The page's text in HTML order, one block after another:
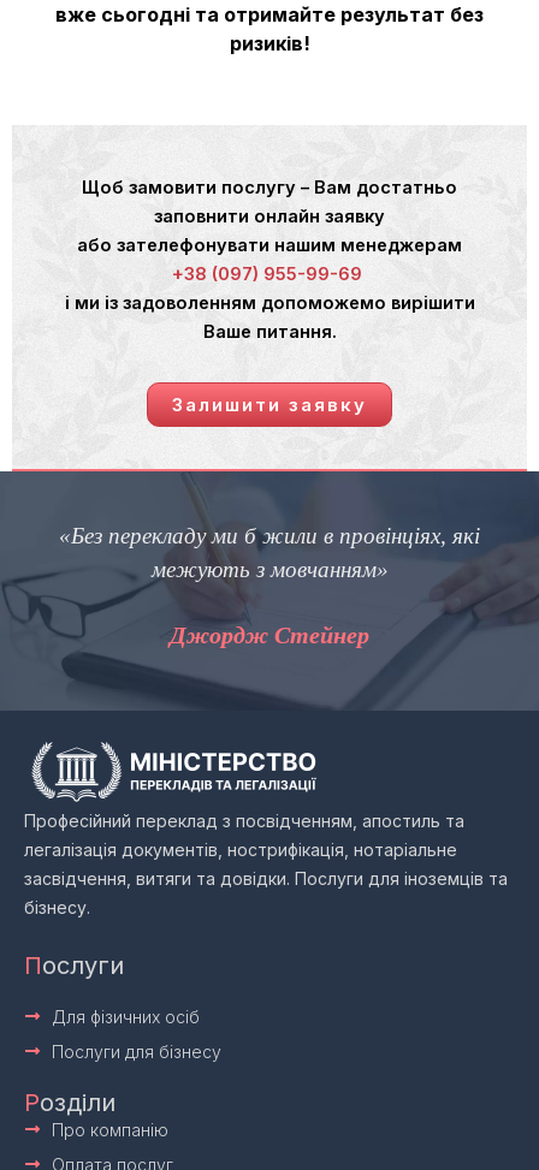
вже сьогодні та отримайте результат без
ризиків!
Щоб замовити послугу – Вам достатньо
заповнити онлайн заявку
або зателефонувати нашим менеджерам
+38 (097) 955-99-69
і ми із задоволенням допоможемо вирішити
Ваше питання.
Залишити заявку
«Без перекладу ми б жили в провінціях, які
межують з мовчанням»
Джордж Стейнер
Професійний переклад з посвідченням, апостиль та
легалізація документів, нострифікація, нотаріальне
засвідчення, витяги та довідки. Послуги для іноземців та
бізнесу.
Послуги
Для фізичних осіб
Послуги для бізнесу
Розділи
Про компанію
Оплата послуг